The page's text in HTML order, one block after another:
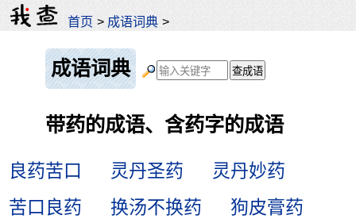
首页 > 成语词典 >
成语词典
带药的成语、含药字的成语
良药苦口 灵丹圣药
灵丹妙药
苦口良药
换汤不换药
狗皮膏药